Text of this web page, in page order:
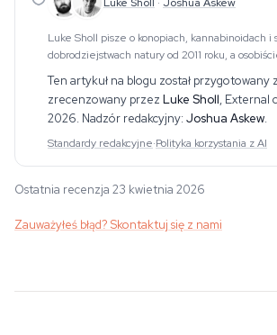
Luke Sholl · Joshua Askew
Luke Sholl pisze o konopiach, kannabinoidach i
dobrodziejstwach natury od 2011 roku, a
domowych namiotach uprawowych od ponad
doświadczenie w uprawie — obejmują
Ten artykuł na blogu został przygotowany
zrecenzowany przez Luke Sholl, External
2026. Nadzór redakcyjny: Joshua Askew.
Standardy redakcyjne·Polityka korzystania z AI
Ostatnia recenzja 23 kwietnia 2026
Zauważyłeś błąd? Skontaktuj się z nami